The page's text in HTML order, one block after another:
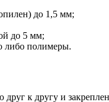
до 1,5 мм;
до 5 мм;
либо полимеры.
к другу и